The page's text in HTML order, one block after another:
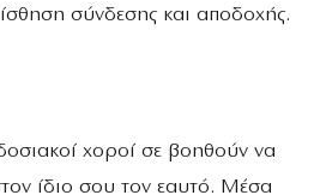
σύνδεσης και αποδοχής.
χοροί σε βοηθούν να
ίδιο σου τον εαυτό. Μέσα